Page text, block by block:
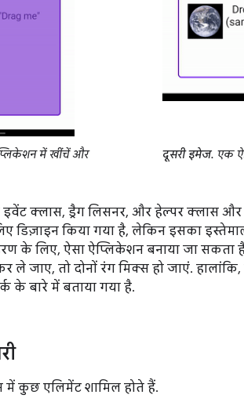
में खींचें और
दूसरी इमेज. एक
इवेंट क्लास, ड्रैग लिसनर, और हेल्पर क्लास
डिज़ाइन किया गया है, लेकिन इसका
के लिए, ऐसा ऐप्लिकेशन बनाया जा
जाए, तो दोनों रंग मिक्स हो जाएं.
के बारे में बताया गया है.
में कुछ एलिमेंट शामिल होते हैं.